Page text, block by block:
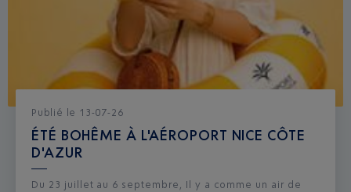
Publié le 13-07-26
ÉTÉ BOHÊME À L'AÉROPORT NICE CÔTE
D'AZUR
Du 23 juillet au 6 septembre, Il y a comme un air de